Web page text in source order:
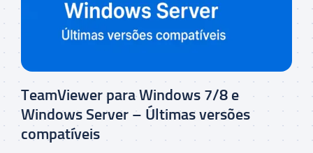
TeamViewer para Windows 7/8 e
Windows Server – Últimas versões
compatíveis